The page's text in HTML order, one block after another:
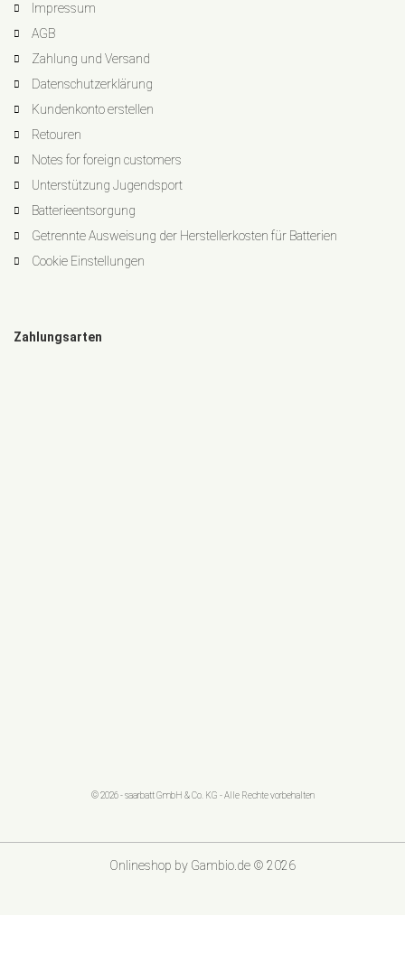
Impressum
AGB
Zahlung und Versand
Datenschutzerklärung
Kundenkonto erstellen
Retouren
Notes for foreign customers
Unterstützung Jugendsport
Batterieentsorgung
Getrennte Ausweisung der Herstellerkosten für Batterien
Cookie Einstellungen
Zahlungsarten
© 2026 - saarbatt GmbH & Co. KG - Alle Rechte vorbehalten
Onlineshop by Gambio.de © 2026